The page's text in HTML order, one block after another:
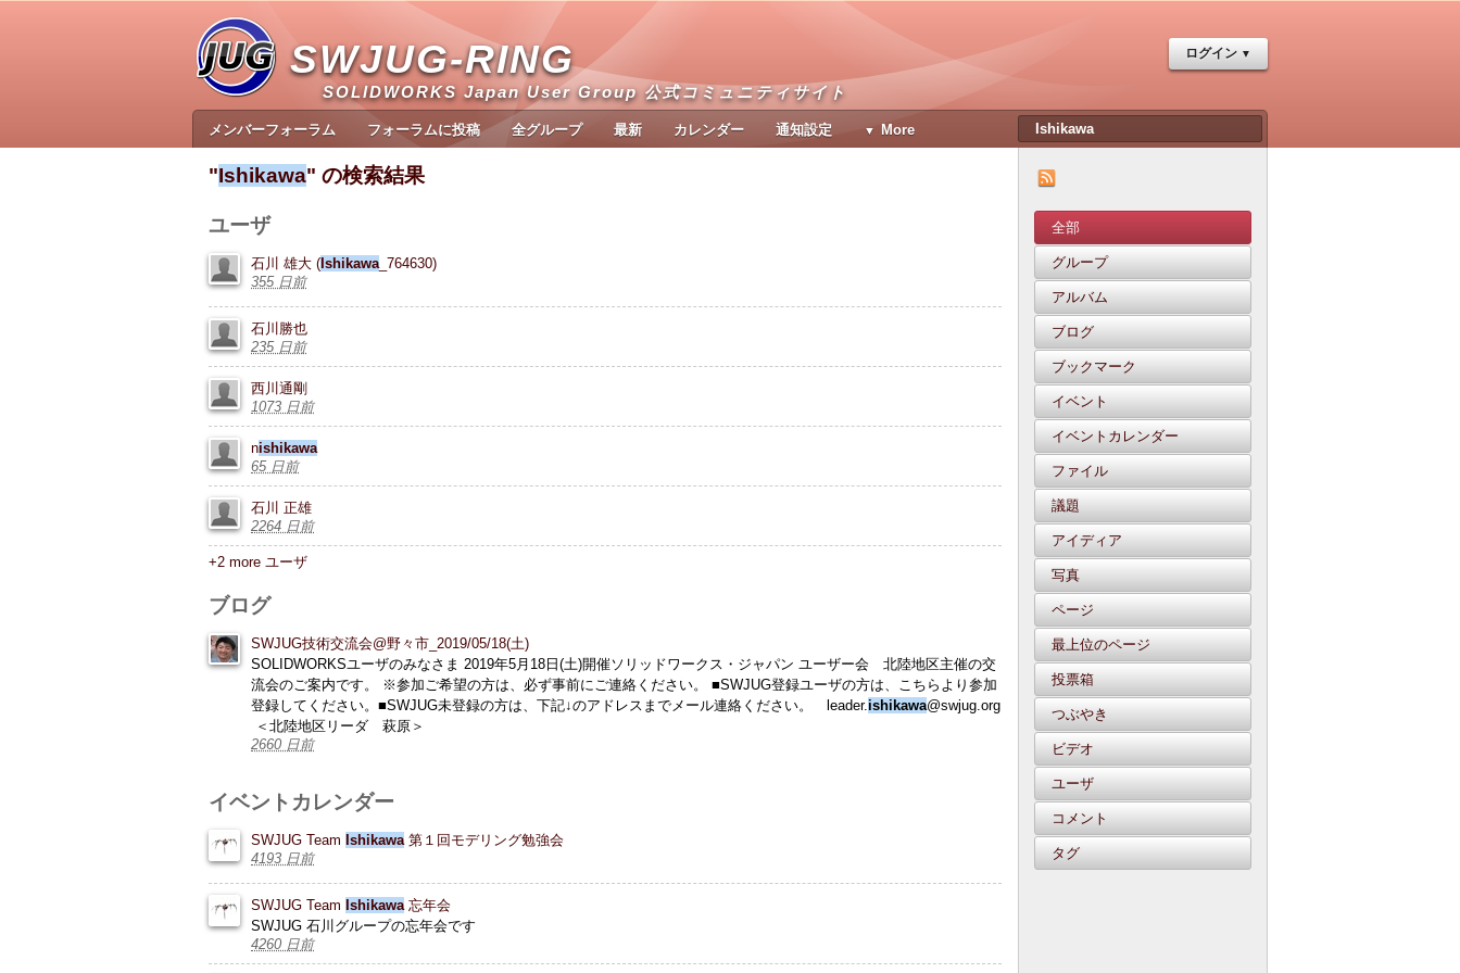
SWJUG-RING
SOLIDWORKS Japan User Group 公式コミュニティサイト
ログイン
メンバーフォーラム フォーラムに投稿 全グループ 最新 カレンダー 通知設定 More
全部
グループ
アルバム
ブログ
ブックマーク
イベント
イベントカレンダー
ファイル
議題
アイディア
写真
ページ
最上位のページ
投票箱
つぶやき
ビデオ
ユーザ
コメント
タグ
"Ishikawa" の検索結果
ユーザ
石川 雄大 ( Ishikawa_764630)
355 日前
石川勝也
235 日前
西川通剛
1073 日前
nishikawa
65 日前
石川 正雄
2264 日前
+2 more ユーザ
ブログ
SWJUG技術交流会@野々市_2019/05/18(土)
SOLIDWORKSユーザのみなさま 2019年5月18日(土)開催ソリッドワークス・ジャパン ユーザー会 北陸地区主催の交
流会のご案内です。 ※参加ご希望の方は、必ず事前にご連絡ください。 ■SWJUG登録ユーザの方は、こちらより参加
登録してください。■SWJUG未登録の方は、下記↓のアドレスまでメール連絡ください。 leader.ishikawa@swjug.org
＜北陸地区リーダ 萩原＞
2660 日前
イベントカレンダー
SWJUG Team Ishikawa第１回モデリング勉強会
4193 日前
SWJUG Team Ishikawa忘年会
SWJUG 石川グループの忘年会です
4260 日前